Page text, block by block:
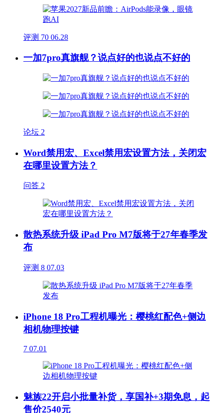
评测 70 06.28
一加7pro真旗舰？说点好的也说点不好的
论坛 2
Word禁用宏、Excel禁用宏设置方法，关闭宏
在哪里设置方法？
问答 2
散热系统升级 iPad Pro M7版将于27年春季发
布
评测 8 07.03
iPhone 18 Pro工程机曝光：樱桃红配色+侧边
相机物理按键
7 07.01
魅族22开启小批量补货，享国补+3期免息，起
售价2540元